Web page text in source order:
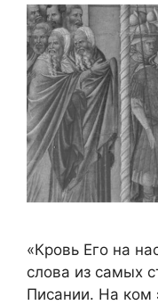
«Кровь Его на
слова из самых
Писании. На ком